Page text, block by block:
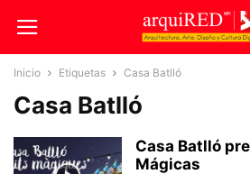
Inicio Etiquetas Casa Batlló
Casa Batlló
Casa Batlló
Mágicas